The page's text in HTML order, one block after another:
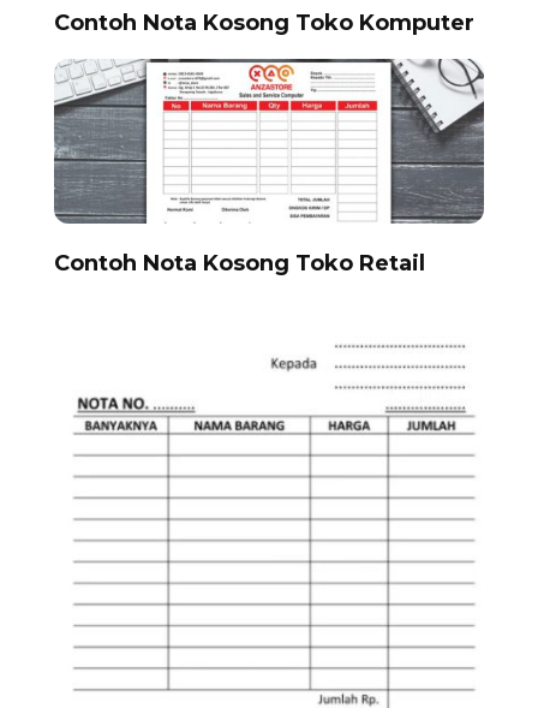
Contoh Nota Kosong Toko Komputer
Contoh Nota Kosong Toko Retail